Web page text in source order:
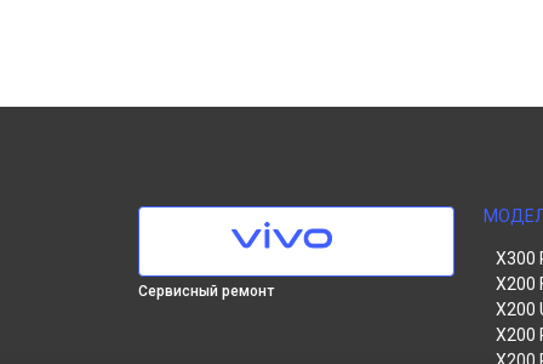
Сервисный ремонт
X300
X200
X200
X200